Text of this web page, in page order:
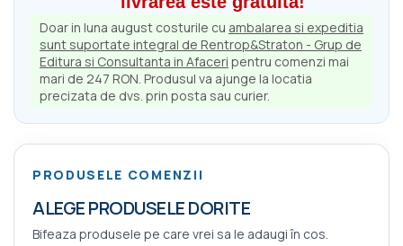
Doar in luna august costurile cu ambalarea si expeditia
sunt suportate integral de Rentrop&Straton - Grup de
Editura si Consultanta in Afaceri pentru comenzi mai
mari de 247 RON. Produsul va ajunge la locatia
precizata de dvs. prin posta sau curier.
PRODUSELE COMENZII
ALEGE PRODUSELE DORITE
Bifeaza produsele pe care vrei sa le adaugi în cos.